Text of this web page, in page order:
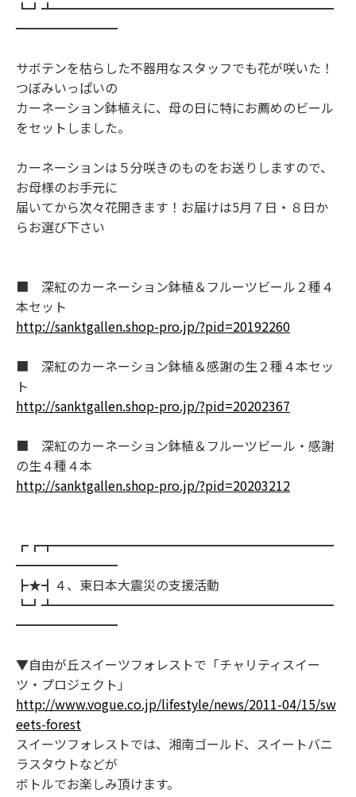
┗┛┻━━━━━━━━━━━━━━━━━━━━━━
━━━━━━━━
サボテンを枯らした不器用なスタッフでも花が咲いた！
つぼみいっぱいの
カーネーション鉢植えに、母の日に特にお薦めのビール
をセットしました。
カーネーションは５分咲きのものをお送りしますので、
お母様のお手元に
届いてから次々花開きます！お届けは5月７日・８日か
らお選び下さい
■ 深紅のカーネーション鉢植＆フルーツビール２種４
本セット
http://sanktgallen.shop-pro.jp/?pid=20192260
■ 深紅のカーネーション鉢植＆感謝の生２種４本セッ
ト
http://sanktgallen.shop-pro.jp/?pid=20202367
■ 深紅のカーネーション鉢植＆フルーツビール・感謝
の生４種４本
http://sanktgallen.shop-pro.jp/?pid=20203212
┏┏┳━━━━━━━━━━━━━━━━━━━━━━
━━━━━━━━
┣★┫４、東日本大震災の支援活動
┗┛┻━━━━━━━━━━━━━━━━━━━━━━
━━━━━━━━
▼自由が丘スイーツフォレストで「チャリティスイー
ツ・プロジェクト」
http://www.vogue.co.jp/lifestyle/news/2011-04/15/sw
eets-forest
スイーツフォレストでは、湘南ゴールド、スイートバニ
ラスタウトなどが
ボトルでお楽しみ頂けます。